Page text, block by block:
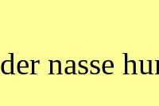
der nasse